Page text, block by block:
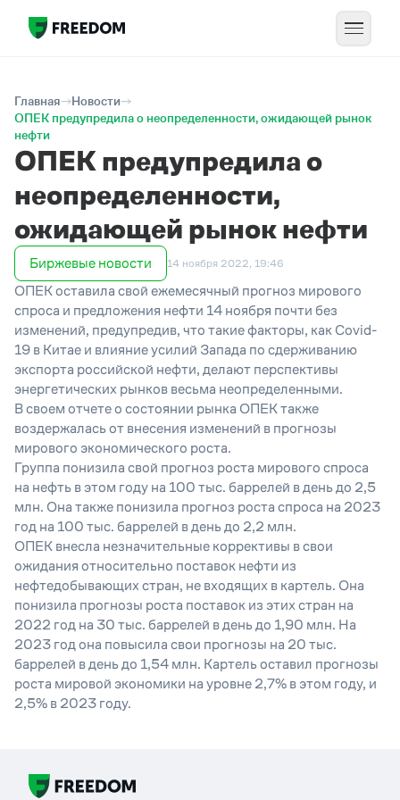
Главная
Новости
ОПЕК предупредила о неопределенности, ожидающей рынок
нефти
ОПЕК предупредила о
неопределенности,
ожидающей рынок нефти
Биржевые новости 14 ноября 2022, 19:46
ОПЕК оставила свой ежемесячный прогноз мирового
спроса и предложения нефти 14 ноября почти без
изменений, предупредив, что такие факторы, как Covid-
19 в Китае и влияние усилий Запада по сдерживанию
экспорта российской нефти, делают перспективы
энергетических рынков весьма неопределенными.
В своем отчете о состоянии рынка ОПЕК также
воздержалась от внесения изменений в прогнозы
мирового экономического роста.
Группа понизила свой прогноз роста мирового спроса
на нефть в этом году на 100 тыс. баррелей в день до 2,5
млн. Она также понизила прогноз роста спроса на 2023
год на 100 тыс. баррелей в день до 2,2 млн.
ОПЕК внесла незначительные коррективы в свои
ожидания относительно поставок нефти из
нефтедобывающих стран, не входящих в картель. Она
понизила прогнозы роста поставок из этих стран на
2022 год на 30 тыс. баррелей в день до 1,90 млн. На
2023 год она повысила свои прогнозы на 20 тыс.
баррелей в день до 1,54 млн. Картель оставил прогнозы
роста мировой экономики на уровне 2,7% в этом году, и
2,5% в 2023 году.